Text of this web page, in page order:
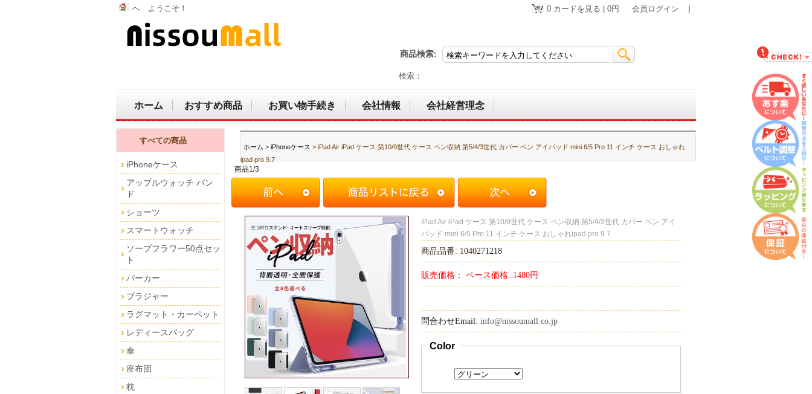
へ ようこそ！ 0 カードを見る | 0円 会員ログイン
商品検索:
検索：
ホーム おすすめ商品 お買い物手続き 会社情報 会社経営理念
すべての商品
iPhoneケース
アップルウォッチ バン
ド
ショーツ
スマートウォッチ
ソープフラワー50点セッ
ト
パーカー
ブラジャー
ラグマット・カーペット
レディースバッグ
傘
座布団
枕
ホーム > iPhoneケース > iPad Air iPad ケース 第10/9世代 ケース ペン収納 第5/4/3世代 カバー ペン アイパッド mini 6/5 Pro 11 インチ ケース おしゃれ
ipad pro 9.7
商品1/3
iPad Air iPad ケース 第10/9世代 ケース ペン収納 第5/4/3世代 カバー ペン アイ
パッド mini 6/5 Pro 11 インチ ケース おしゃれipad pro 9.7
商品品番: 1040271218
販売価格： ベース価格: 1480円
問合わせEmail: info@nissoumall.co.jp
Color